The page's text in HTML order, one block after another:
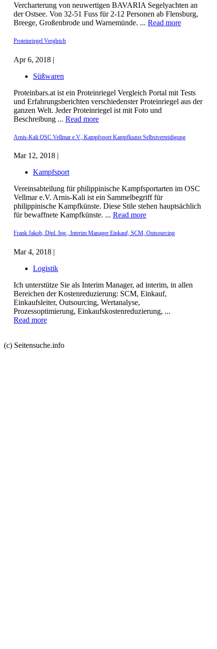
Vercharterung von neuwertigen BAVARIA Segelyachten an
der Ostsee. Von 32-51 Fuss für 2-12 Personen ab Flensburg,
Breege, Großenbrode und Warnemünde. ... Read more
Proteinriegel Vergleich
Apr 6, 2018 |
Süßwaren
Proteinbars.at ist ein Proteinriegel Vergleich Portal mit Tests
und Erfahrungsberichten verschiedenster Proteinriegel aus der
ganzen Welt. Jeder Proteinriegel ist mit Foto und
Beschreibung ... Read more
Arnis-Kali OSC Vellmar e.V., Kampfsport Kampfkunst Selbstverteidigung
Mar 12, 2018 |
Kampfsport
Vereinsabteilung für philippinische Kampfsportarten im OSC
Vellmar e.V. Arnis-Kali ist ein Sammelbegriff für
philippinische Kampfkünste. Diese Stile stehen hauptsächlich
für bewaffnete Kampfkünste. ... Read more
Frank Jakob, Dipl. Ing., Interim Manager Einkauf, SCM, Outsourcing
Mar 4, 2018 |
Logistik
Ich unterstütze Sie als Interim Manager, ad interim, in allen
Bereichen der Kostenreduzierung: SCM, Einkauf,
Einkaufsleiter, Outsourcing, Wertanalyse,
Prozessoptimierung, Einkaufskostenreduzierung, ...
Read more
(c) Seitensuche.info